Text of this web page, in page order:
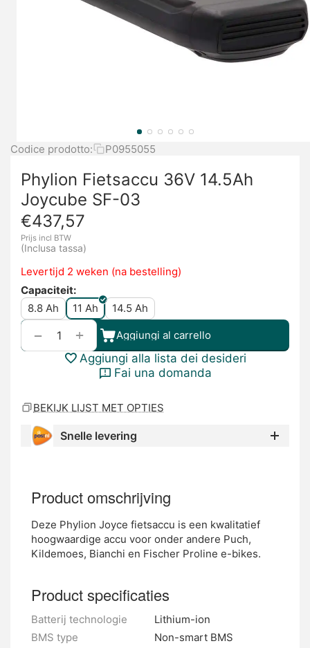
Codice prodotto: P0955055
Phylion Fietsaccu 36V 14.5Ah
Joycube SF-03
€437,57
Prijs incl BTW
(Inclusa tassa)
Levertijd 2 weken (na bestelling)
Capaciteit:
8.8 Ah
11 Ah 14.5 Ah
+
− Aggiungi al carrello
Aggiungi alla lista dei desideri
Fai una domanda
BEKIJK LIJST MET OPTIES
Snelle levering
Product omschrijving
Deze Phylion Joyce fietsaccu is een kwalitatief
hoogwaardige accu voor onder andere Puch,
Kildemoes, Bianchi en Fischer Proline e-bikes.
Product specificaties
Batterij technologie
Lithium-ion
BMS type
Non-smart BMS